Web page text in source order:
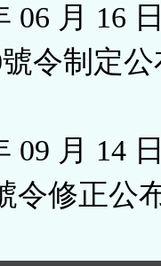
06 月 16
號令制定
09 月 14
令修正公